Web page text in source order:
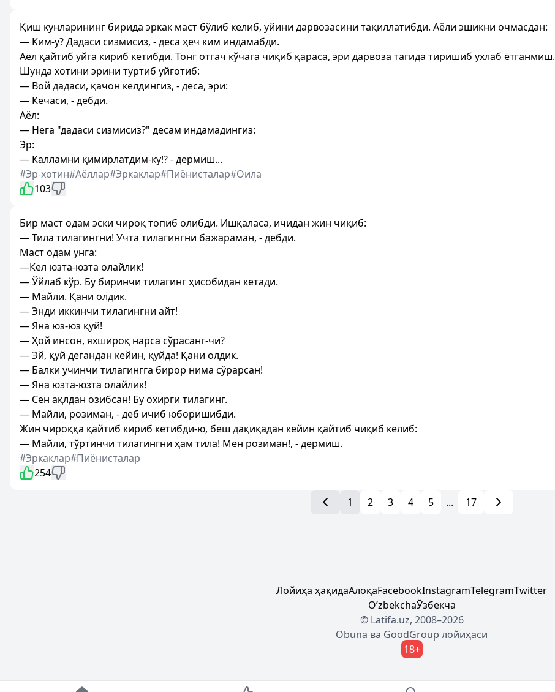
Қиш кунларининг бирида эркак маст бўлиб келиб, уйини дарвозасини тақиллатибди. Аёли эшикни очмасдан:
— Ким-у? Дадаси сизмисиз, - деса ҳеч ким индамабди.
Аёл қайтиб уйга кириб кетибди. Тонг отгач кўчага чиқиб қараса, эри дарвоза тагида тиришиб ухлаб ётганмиш.
Шунда хотини эрини туртиб уйғотиб:
— Вой дадаси, қачон келдингиз, - деса, эри:
— Кечаси, - дебди.
Аёл:
— Нега "дадаси сизмисиз?" десам индамадингиз:
Эр:
— Калламни қимирлатдим-ку!? - дермиш...
#Эр-хотин#Аёллар#Эркаклар#Пиёнисталар#Оила
103
Бир маст одам эски чироқ топиб олибди. Ишқаласа, ичидан жин чиқиб:
— Тила тилагингни! Учта тилагингни бажараман, - дебди.
Маст одам унга:
—Кел юзта-юзта олайлик!
— Ўйлаб кўр. Бу биринчи тилагинг ҳисобидан кетади.
— Майли. Қани олдик.
— Энди иккинчи тилагингни айт!
— Яна юз-юз қуй!
— Ҳой инсон, яхшироқ нарса сўрасанг-чи?
— Эй, қуй дегандан кейин, қуйда! Қани олдик.
— Балки учинчи тилагингга бирор нима сўрарсан!
— Яна юзта-юзта олайлик!
— Сен ақлдан озибсан! Бу охирги тилагинг.
— Майли, розиман, - деб ичиб юборишибди.
Жин чироққа қайтиб кириб кетибди-ю, беш дақиқадан кейин қайтиб чиқиб келиб:
— Майли, тўртинчи тилагингни ҳам тила! Мен розиман!, - дермиш.
#Эркаклар#Пиёнисталар
254
1 2 3 4 5 ... 17
Лойиҳа ҳақидаАлоқаFacebookInstagramTelegramTwitter
OʼzbekchaЎзбекча
© Latifa.uz, 2008–2026
Obuna ва GoodGroup лойиҳаси
18+